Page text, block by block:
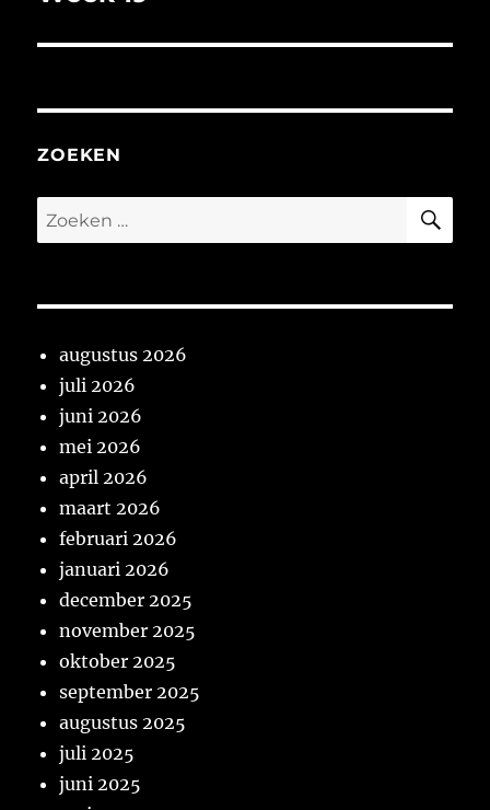
ZOEKEN
Zoeken
naar:
augustus 2026
juli 2026
juni 2026
mei 2026
april 2026
maart 2026
februari 2026
januari 2026
december 2025
november 2025
oktober 2025
september 2025
augustus 2025
juli 2025
juni 2025